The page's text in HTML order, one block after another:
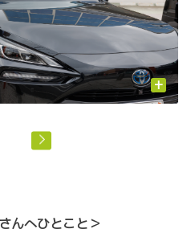
+
んへひとこと＞